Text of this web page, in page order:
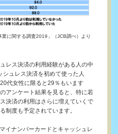
に関する調査2019」（JCB調べ）より
レス決済の利用経験がある人の中
ュレス決済を初めて使った人
代女性に限ると29％もいます
アンケート結果を見ると、特に若
決済の利用はさらに増えていくで
制度も予定されています。
イナンバーカードとキャッシュレ